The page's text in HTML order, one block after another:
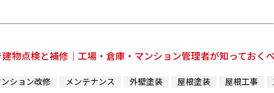
物点検と補修｜工場・倉庫・マンション管理者が知っておく
ション改修 メンテナンス 外壁塗装 屋根塗装 屋根工事